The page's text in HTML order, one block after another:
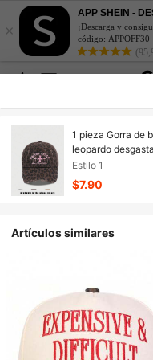
×
APP SHEIN -
¡Descarga y
código: APPOFF30
1 pieza Gorra de
leopardo
para exteriores,
otoño, viajes,
para jóvenes,
Estilo 1
$7.90
Artículos similares